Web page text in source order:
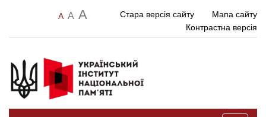
A A A Стара версія сайту
Мапа сайту
Контрастна версія